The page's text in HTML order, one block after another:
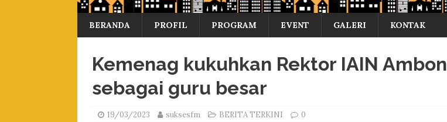
BERANDA PROFIL PROGRAM EVENT GALERI KONTAK
Kemenag kukuhkan Rektor IAIN Ambon
sebagai guru besar
19/03/2023 suksesfm BERITA TERKINI 0